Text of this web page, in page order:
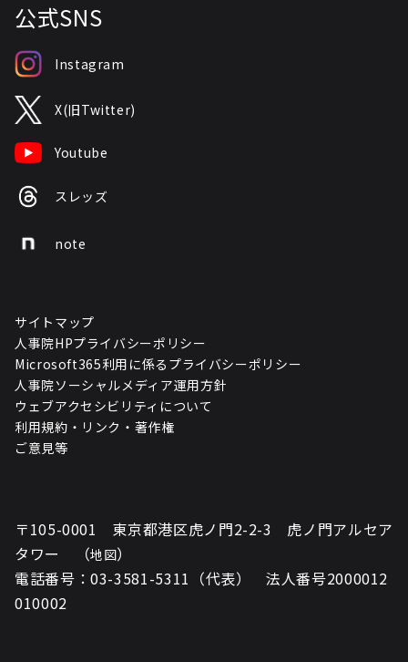
公式SNS
Instagram
X(旧Twitter)
Youtube
スレッズ
note
サイトマップ
人事院HPプライバシーポリシー
Microsoft365利用に係るプライバシーポリシー
人事院ソーシャルメディア運用方針
ウェブアクセシビリティについて
利用規約・リンク・著作権
ご意見等
〒105-0001 東京都港区虎ノ門2-2-3 虎ノ門アルセア
タワー （地図）
電話番号：03-3581-5311（代表） 法人番号2000012
010002